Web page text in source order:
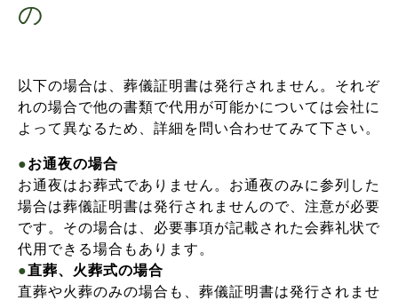
の
以下の場合は、葬儀証明書は発行されません。それぞ
れの場合で他の書類で代用が可能かについては会社に
よって異なるため、詳細を問い合わせてみて下さい。
●お通夜の場合
お通夜はお葬式でありません。お通夜のみに参列した
場合は葬儀証明書は発行されませんので、注意が必要
です。その場合は、必要事項が記載された会葬礼状で
代用できる場合もあります。
●直葬、火葬式の場合
直葬や火葬のみの場合も、葬儀証明書は発行されませ